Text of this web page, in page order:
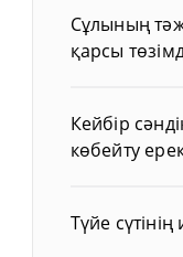
Сұлының
қарсы
Кейбір
көбейту
Түйе